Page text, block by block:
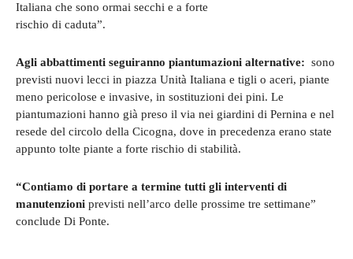
Italiana che sono ormai secchi e a forte
rischio di caduta”.
Agli abbattimenti seguiranno piantumazioni alternative: sono
previsti nuovi lecci in piazza Unità Italiana e tigli o aceri, piante
meno pericolose e invasive, in sostituzioni dei pini. Le
piantumazioni hanno già preso il via nei giardini di Pernina e nel
resede del circolo della Cicogna, dove in precedenza erano state
appunto tolte piante a forte rischio di stabilità.
“Contiamo di portare a termine tutti gli interventi di
manutenzioni previsti nell’arco delle prossime tre settimane”
conclude Di Ponte.